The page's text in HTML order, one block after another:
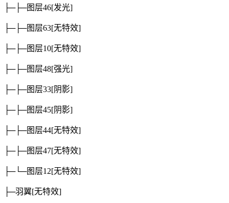
├─├─图层46[发光]
├─├─图层63[无特效]
├─├─图层10[无特效]
├─├─图层48[强光]
├─├─图层33[阴影]
├─├─图层45[阴影]
├─├─图层44[无特效]
├─├─图层47[无特效]
├─└─图层12[无特效]
├─羽翼[无特效]